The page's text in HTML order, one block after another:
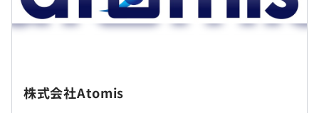
2023年4月より神戸市内の新拠点に本社・研究所共に移転
株式会社Atomis